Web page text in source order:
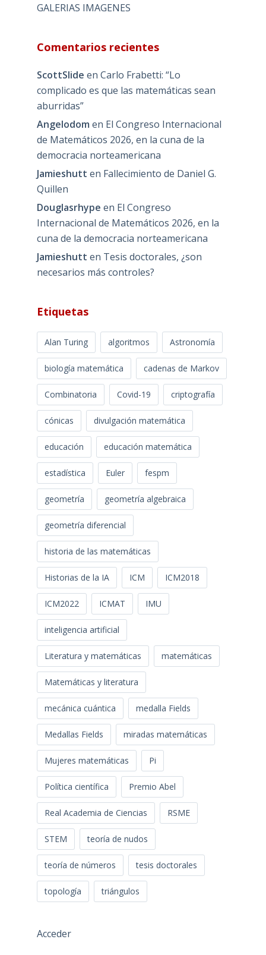
GALERIAS IMAGENES
Comentarios recientes
ScottSlide en Carlo Frabetti: “Lo
complicado es que las matemáticas sean
aburridas”
Angelodom en El Congreso Internacional
de Matemáticos 2026, en la cuna de la
democracia norteamericana
Jamieshutt en Fallecimiento de Daniel G.
Quillen
Douglasrhype en El Congreso
Internacional de Matemáticos 2026, en la
cuna de la democracia norteamericana
Jamieshutt en Tesis doctorales, ¿son
necesarios más controles?
Etiquetas
Alan Turing algoritmos Astronomía
biología matemática cadenas de Markov
Combinatoria Covid-19 criptografía
cónicas divulgación matemática
educación educación matemática
estadística Euler fespm
geometría geometría algebraica
geometría diferencial
historia de las matemáticas
Historias de la IA ICM ICM2018
ICM2022 ICMAT IMU
inteligencia artificial
Literatura y matemáticas matemáticas
Matemáticas y literatura
mecánica cuántica medalla Fields
Medallas Fields miradas matemáticas
Mujeres matemáticas Pi
Política científica Premio Abel
Real Academia de Ciencias RSME
STEM teoría de nudos
teoría de números tesis doctorales
topología triángulos
Acceder